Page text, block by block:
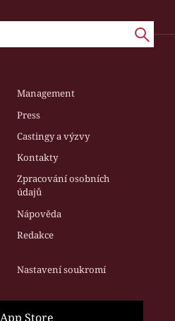
Management
Press
Castingy a výzvy
Kontakty
Zpracování osobních
údajů
Nápověda
Redakce
Nastavení soukromí
App Store